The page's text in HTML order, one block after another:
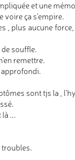
et une
voire ça s'empire.
, plus aucune
souffle.
remettre.
approfondi.
sont tjs la ,
...
troubles.